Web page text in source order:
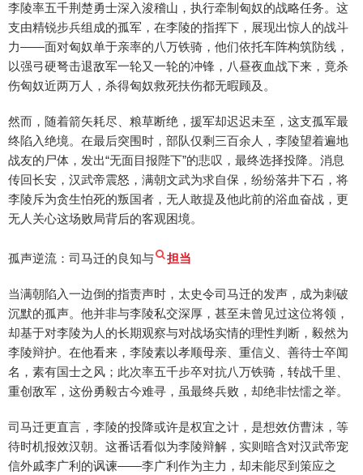
李陵率五千荆楚勇士深入浚稽山，执行牵制匈奴的战略任务。这
支由精锐步兵组成的孤军，在李陵的指挥下，展现出惊人的战斗
力——面对匈奴单于亲率的八万铁骑，他们依托车阵构筑防线，
以强弓硬弩击退敌军一轮又一轮的冲锋，八昼夜血战下来，竟杀
伤匈奴近两万人，杀得匈奴救死扶伤都无暇顾及。
然而，随着箭矢耗尽、粮草断绝，援军却迟迟未至，这支孤军最
终陷入绝境。在最后突围时，部队仅剩三百余人，李陵望着遍地
战友的尸体，发出“无面目报陛下”的悲叹，最终选择投降。消息
传回长安，汉武帝震怒，满朝文武为求自保，纷纷落井下石，将
李陵斥为贪生怕死的叛国者，无人敢提及他此前的浴血奋战，更
无人关心这场败局背后的客观困境。
孤声逆流：司马迁的良知与 担当
当满朝陷入一边倒的指责声时，太史令司马迁的发声，成为刺破
沉默的孤声。他并非与李陵私交深厚，甚至未曾见过这位将领，
却基于对李陵为人的长期观察与对战场实情的理性判断，毅然为
李陵辩护。在他看来，李陵素以孝顺母亲、重信义、善待士卒闻
名，素有国士之风；此次率五千步卒对抗八万铁骑，转战千里、
重创敌军，这份勇毅古今难寻，虽最终兵败，却绝非怯懦之举。
司马迁更直言，李陵的投降或许是权宜之计，是想效仿曹沫，等
待时机报效汉朝。这番话看似为李陵辩解，实则暗含对汉武帝宠
信外戚李广利的讽谏——李广利作为主力，却未能尽到策应之